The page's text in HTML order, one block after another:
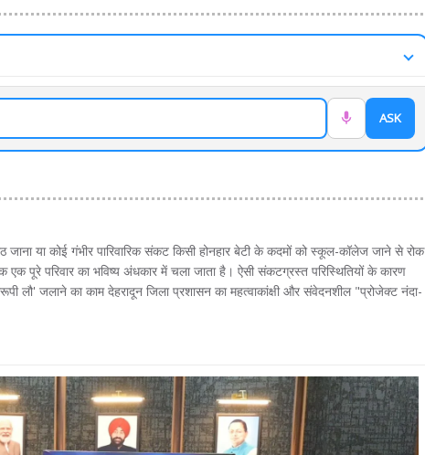
ASK
जाना या कोई गंभीर पारिवारिक संकट किसी होनहार बेटी के कदमों को स्कूल-कॉलेज जाने से रोक
पूरे परिवार का भविष्य अंधकार में चला जाता है। ऐसी संकटग्रस्त परिस्थितियों के कारण
लौ' जलाने का काम देहरादून जिला प्रशासन का महत्वाकांक्षी और संवेदनशील "प्रोजेक्ट नंदा-